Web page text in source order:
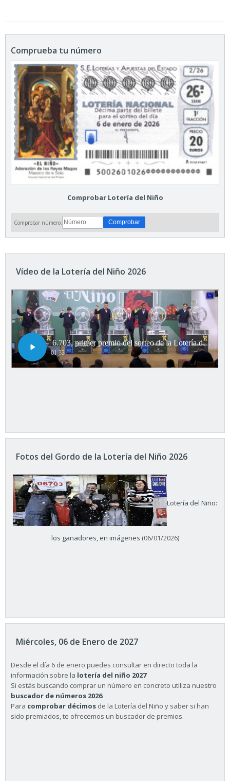
Comprueba tu número
Comprobar Lotería del Niño
Comprobar número:
Vídeo de la Lotería del Niño 2026
Fotos del Gordo de la Lotería del Niño 2026
Lotería del Niño:
los ganadores, en imágenes (06/01/2026)
Miércoles, 06 de Enero de 2027
Desde el día 6 de enero puedes consultar en directo toda la
información sobre la lotería del niño 2027
Si estás buscando comprar un número en concreto utiliza nuestro
buscador de números 2026.
Para comprobar décimos de la Lotería del Niño y saber si han
sido premiados, te ofrecemos un buscador de premios.